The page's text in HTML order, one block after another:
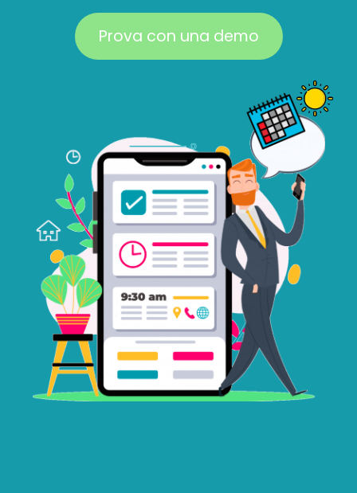
Prova con una demo